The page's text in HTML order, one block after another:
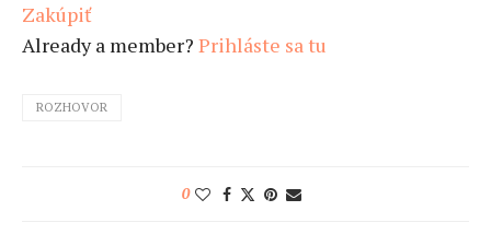
Zakúpiť
Already a member? Prihláste sa tu
ROZHOVOR
0